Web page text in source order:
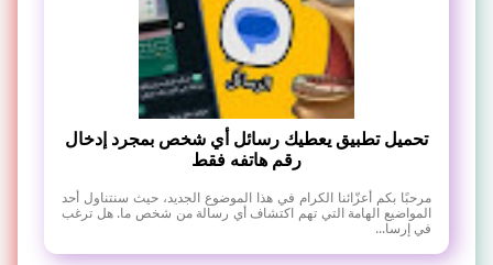
تحميل تطبيق يعطيك رسائل أي شخص بمجرد إدخال
رقم هاتفه فقط
مرحبًا بكم أعزّائنا الكرام في هذا الموضوع الجديد، حيث سنتناول أحد
المواضيع الهامة التي تهم اكتشاف أي رسالة من شخص ما. هل ترغب
في إرسا...